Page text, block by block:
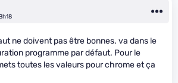
ne doivent pas être bonnes. va dans le
programme par défaut. Pour le
toutes les valeurs pour chrome et ça